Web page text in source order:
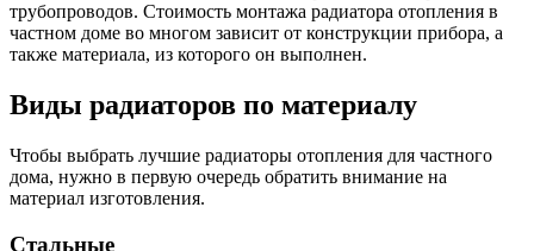
трубопроводов. Стоимость монтажа радиатора отопления в
частном доме во многом зависит от конструкции прибора, а
также материала, из которого он выполнен.
Виды радиаторов по материалу
Чтобы выбрать лучшие радиаторы отопления для частного
дома, нужно в первую очередь обратить внимание на
материал изготовления.
Стальные